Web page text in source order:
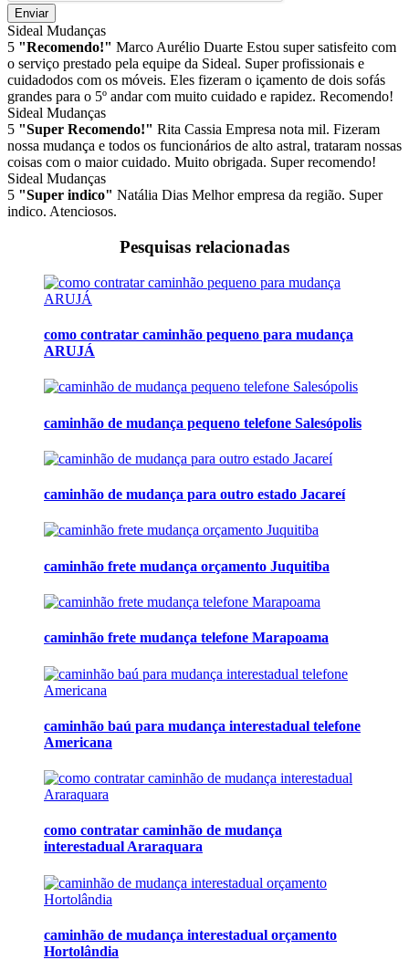
Enviar
Sideal Mudanças
5 "Recomendo!" Marco Aurélio Duarte Estou super satisfeito com
o serviço prestado pela equipe da Sideal. Super profissionais e
cuidadodos com os móveis. Eles fizeram o içamento de dois sofás
grandes para o 5º andar com muito cuidado e rapidez. Recomendo!
Sideal Mudanças
5 "Super Recomendo!" Rita Cassia Empresa nota mil. Fizeram
nossa mudança e todos os funcionários de alto astral, trataram nossas
coisas com o maior cuidado. Muito obrigada. Super recomendo!
Sideal Mudanças
5 "Super indico" Natália Dias Melhor empresa da região. Super
indico. Atenciosos.
Pesquisas relacionadas
como contratar caminhão pequeno para mudança
ARUJÁ
caminhão de mudança pequeno telefone Salesópolis
caminhão de mudança para outro estado Jacareí
caminhão frete mudança orçamento Juquitiba
caminhão frete mudança telefone Marapoama
caminhão baú para mudança interestadual telefone
Americana
como contratar caminhão de mudança
interestadual Araraquara
caminhão de mudança interestadual orçamento
Hortolândia